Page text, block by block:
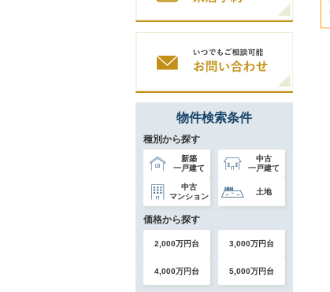
物件検索条件
種別から探す
新築
一戸建て
中古
一戸建て
中古
マンション
土地
価格から探す
2,000万円台 3,000万円台
4,000万円台 5,000万円台